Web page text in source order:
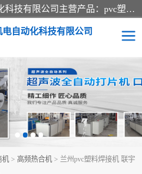
常州联宇机电自动化科技有限公司主营产品：pvc塑料焊机、高频热合机、软膜天花压边机、服装布料凹凸压花机、布料3d压印设备、服装植胶设备、超声波布料花边机、无纺布热合机、全自动压花机。
自动化科技有限公司
机 > 高频热合机 > 兰州pvc塑料焊接机 联宇
模具 超声波热合机
超声波花边机
凹凸压花机压标机
双头服装凹凸压花机